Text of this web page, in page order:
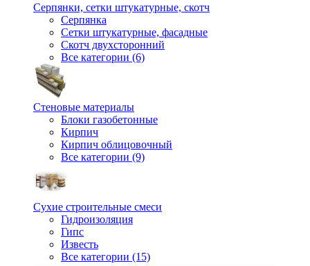
Серпянки, сетки штукатурные, скотч
Серпянка
Сетки штукатурные, фасадные
Скотч двухсторонний
Все категории (6)
Стеновые материалы
Блоки газобетонные
Кирпич
Кирпич облицовочный
Все категории (9)
Сухие строительные смеси
Гидроизоляция
Гипс
Известь
Все категории (15)